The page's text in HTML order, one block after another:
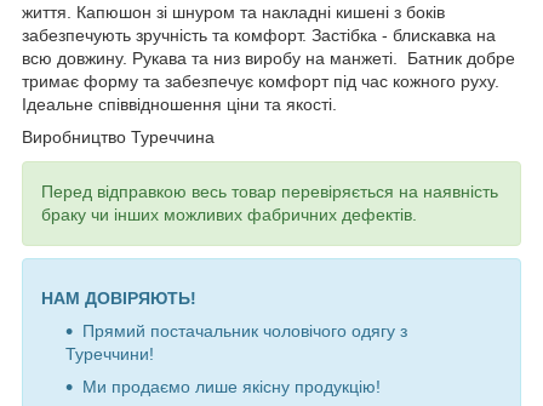
життя. Капюшон зі шнуром та накладні кишені з боків
забезпечують зручність та комфорт. Застібка - блискавка на
всю довжину. Рукава та низ виробу на манжеті. Батник добре
тримає форму та забезпечує комфорт під час кожного руху.
Ідеальне співвідношення ціни та якості.
Виробництво Туреччина
Перед відправкою весь товар перевіряється на наявність
браку чи інших можливих фабричних дефектів.
НАМ ДОВІРЯЮТЬ!
Прямий постачальник чоловічого одягу з
Туреччини!
Ми продаємо лише якісну продукцію!